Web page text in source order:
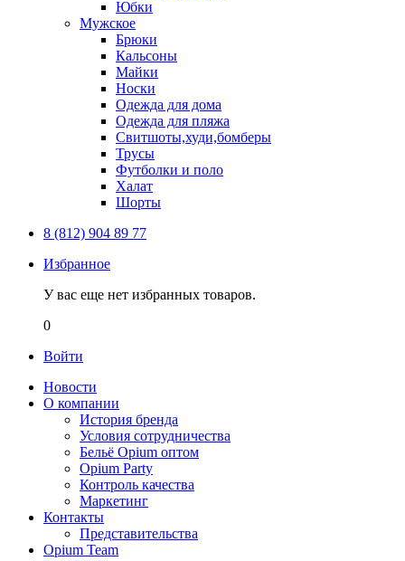
Юбки
Мужское
Брюки
Кальсоны
Майки
Носки
Одежда для дома
Одежда для пляжа
Свитшоты,худи,бомберы
Трусы
Футболки и поло
Халат
Шорты
8 (812) 904 89 77
Избранное
У вас еще нет избранных товаров.
0
Войти
Новости
О компании
История бренда
Условия сотрудничества
Бельё Opium оптом
Opium Party
Контроль качества
Маркетинг
Контакты
Представительства
Opium Team